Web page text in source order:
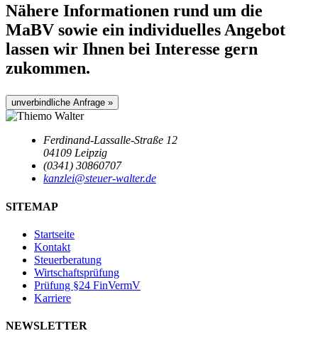
Nähere Informationen rund um die
MaBV sowie ein individuelles Angebot
lassen wir Ihnen bei Interesse gern
zukommen.
unverbindliche Anfrage »
Ferdinand-Lassalle-Straße 12
04109 Leipzig
(0341) 30860707
kanzlei@steuer-walter.de
SITEMAP
Startseite
Kontakt
Steuerberatung
Wirtschaftsprüfung
Prüfung §24 FinVermV
Karriere
NEWSLETTER